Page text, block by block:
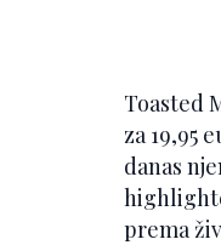
Toasted
za 19,95
danas
prema